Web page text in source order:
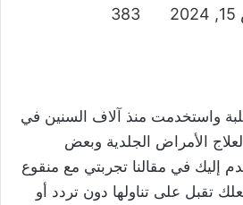
383
واستخدمت منذ آلاف السنين في
الأمراض الجلدية وبعض
إليك في مقالنا تجربتي مع منقوع
تقبل على تناولها دون تردد أو